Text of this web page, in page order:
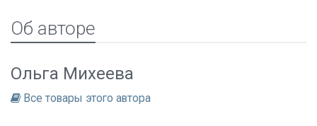
Об авторе
Ольга Михеева
Все товары этого автора